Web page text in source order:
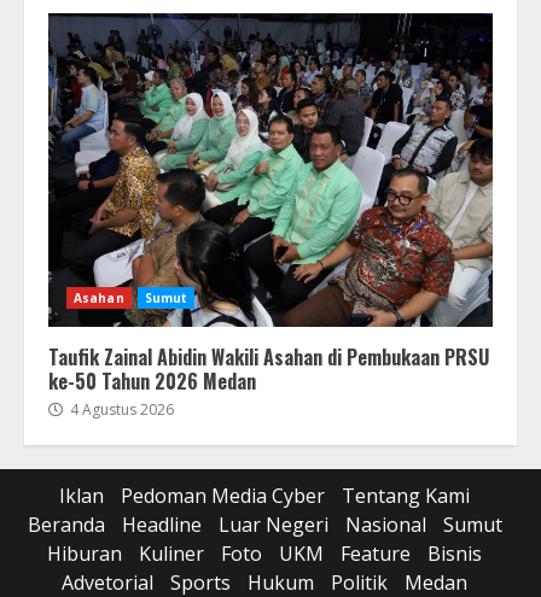
Asahan Sumut
Taufik Zainal Abidin Wakili Asahan di Pembukaan PRSU
ke-50 Tahun 2026 Medan
4 Agustus 2026
Iklan Pedoman Media Cyber
Tentang Kami
Beranda
Headline Luar Negeri Nasional
Sumut
Hiburan
Kuliner Foto UKM Feature
Bisnis
Advetorial
Sports Hukum Politik Medan